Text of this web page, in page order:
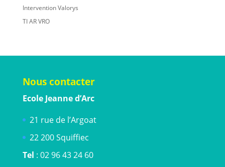
Intervention Valorys
TI AR VRO
Nous contacter
Ecole Jeanne d’Arc
21 rue de l’Argoat
22 200 Squiffiec
Tel : 02 96 43 24 60